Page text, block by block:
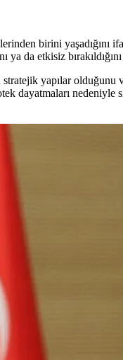
birini yaşadığını
ya da etkisiz
yapılar
dayatmaları